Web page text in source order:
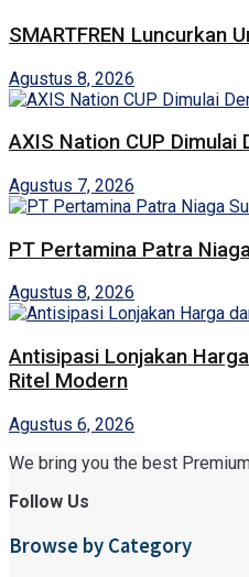
SMARTFREN Luncurkan
Agustus 8, 2026
AXIS Nation CUP
Agustus 7, 2026
PT Pertamina Patra
Agustus 8, 2026
Antisipasi Lonjakan
Ritel Modern
Agustus 6, 2026
We bring you the best
Follow Us
Browse by Category